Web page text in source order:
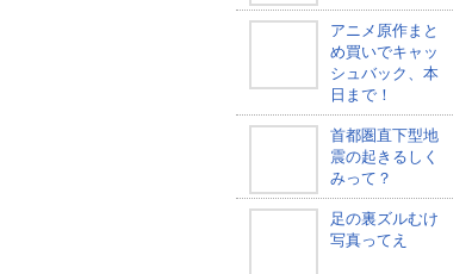
アニメ原作まと
め買いでキャッ
シュバック、本
日まで！
首都圏直下型地
震の起きるしく
みって？
足の裏ズルむけ
写真ってえ